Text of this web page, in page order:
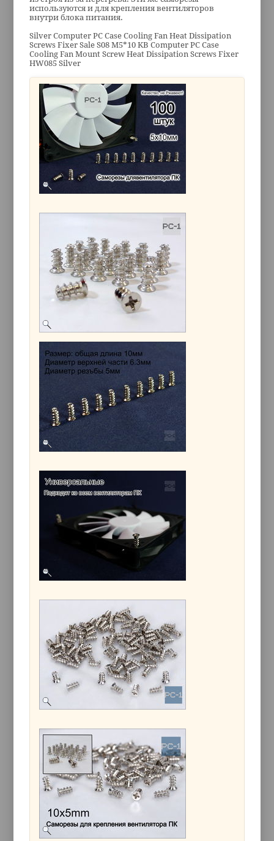
используются и для крепления вентиляторов
внутри блока питания.
Silver Computer PC Case Cooling Fan Heat Dissipation
Screws Fixer Sale S08 M5*10 KB Computer PC Case
Cooling Fan Mount Screw Heat Dissipation Screws Fixer
HW085 Silver